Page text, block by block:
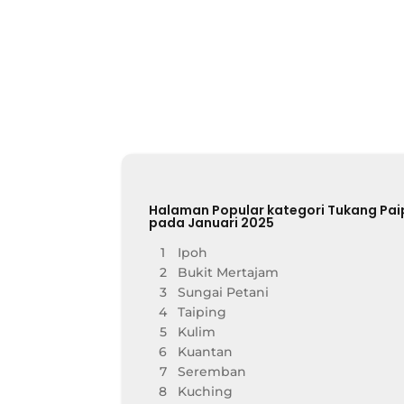
Halaman Popular kategori Tukang
pada Januari 2025
1
Ipoh
2
Bukit Mertajam
3
Sungai Petani
4
Taiping
5
Kulim
6
Kuantan
7
Seremban
8
Kuching